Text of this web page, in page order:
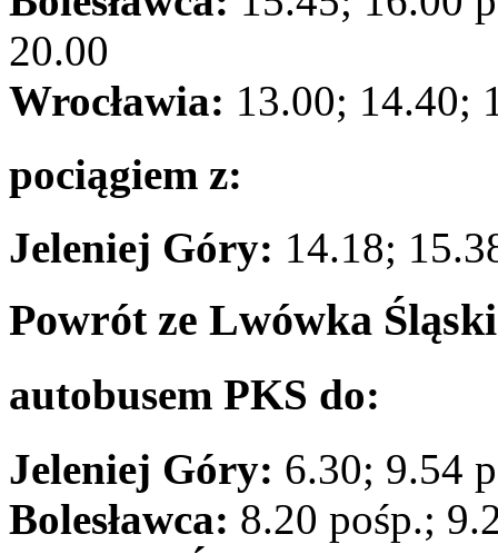
20.00
Wrocławia: 13.00; 14.40;
pociągiem z:
Jeleniej Góry: 14.18;
Powrót ze Lwówka
autobusem PKS do:
Jeleniej Góry: 6.30; 9.54
Bolesławca: 8.20 pośp.;